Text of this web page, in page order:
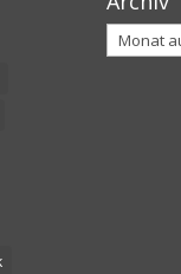
Archiv